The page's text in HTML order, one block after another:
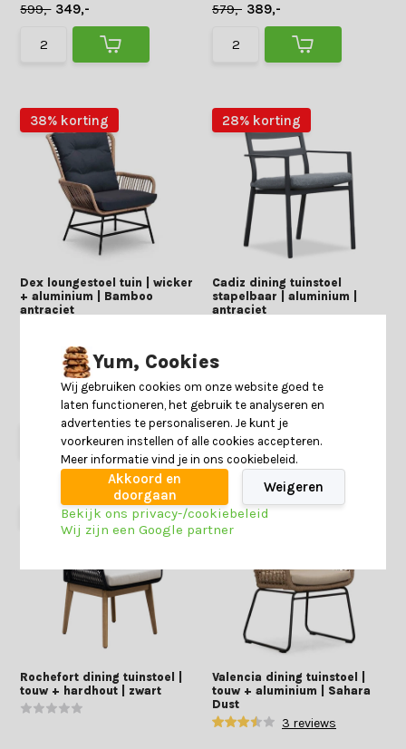
599,- 349,-
579,- 389,-
38% korting
Dex loungestoel tuin | wicker
+ aluminium | Bamboo
antraciet
Deliverytime
Op voorraad
249,-
28% korting
Cadiz dining tuinstoel
stapelbaar | aluminium |
antraciet
Deliverytime
Op voorraad
109,- 79,-
55% korting
Rochefort dining tuinstoel |
touw + hardhout | zwart
31% korting
Valencia dining tuinstoel |
touw + aluminium | Sahara
Dust
3 reviews
Yum, Cookies
Wij gebruiken cookies om onze website goed te
laten functioneren, het gebruik te analyseren en
advertenties te personaliseren. Je kunt je
voorkeuren instellen of alle cookies accepteren.
Meer informatie vind je in ons cookiebeleid.
Akkoord en
doorgaan
Weigeren
Bekijk ons privacy-/cookiebeleid
Wij zijn een Google partner